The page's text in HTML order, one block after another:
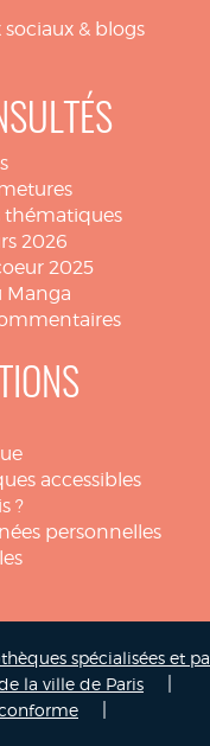
sociaux & blogs
thématiques
2026
2025
Manga
accessibles
?
personnelles
spécialisées et
la ville de Paris